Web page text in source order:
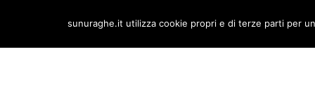
content
sunuraghe.it utilizza cookie propri e di terze parti per